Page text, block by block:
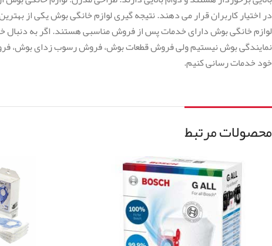
در اختیار کاربران قرار می دهند. نتیجه گیری لوازم خانگی بوش یکی از
لوازم خانگی بوش دارای خدمات پس از فروش مناسبی هستند. اگر به دنبال
نمایندگی بوش نیستیم ولی فروش قطعات بوش، فروش رسوب زدای بوش،
خود خدمات رسانی کنیم.
محصولات مرتبط